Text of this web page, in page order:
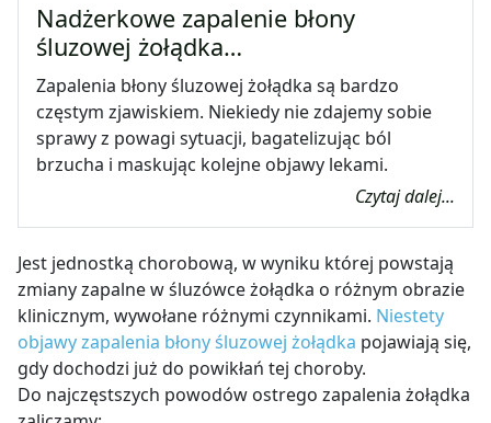
Nadżerkowe zapalenie błony
śluzowej żołądka…
Zapalenia błony śluzowej żołądka są bardzo
częstym zjawiskiem. Niekiedy nie zdajemy sobie
sprawy z powagi sytuacji, bagatelizując ból
brzucha i maskując kolejne objawy lekami.
Czytaj dalej...
Jest jednostką chorobową, w wyniku której powstają
zmiany zapalne w śluzówce żołądka o różnym obrazie
klinicznym, wywołane różnymi czynnikami. Niestety
objawy zapalenia błony śluzowej żołądka pojawiają się,
gdy dochodzi już do powikłań tej choroby.
Do najczęstszych powodów ostrego zapalenia żołądka